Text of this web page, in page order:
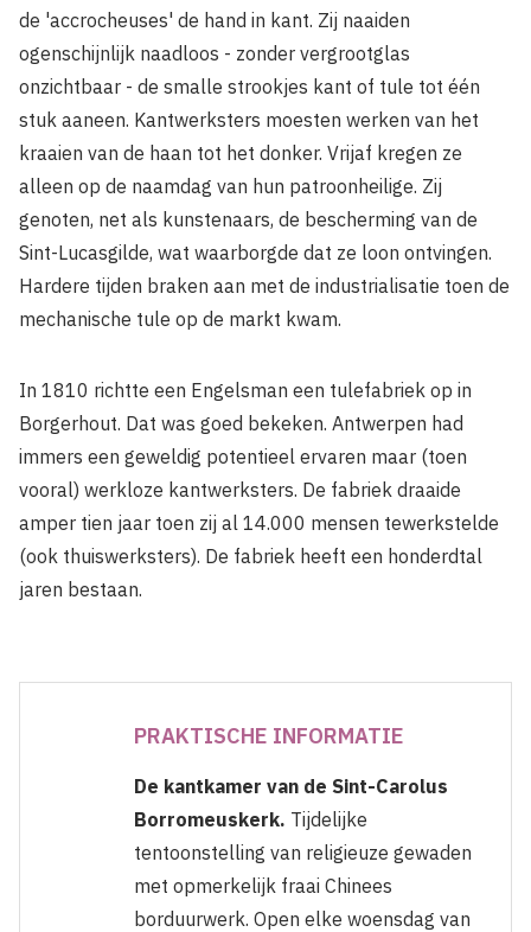
de 'accrocheuses' de hand in kant. Zij naaiden
ogenschijnlijk naadloos - zonder vergrootglas
onzichtbaar - de smalle strookjes kant of tule tot één
stuk aaneen. Kantwerksters moesten werken van het
kraaien van de haan tot het donker. Vrijaf kregen ze
alleen op de naamdag van hun patroonheilige. Zij
genoten, net als kunstenaars, de bescherming van de
Sint-Lucasgilde, wat waarborgde dat ze loon ontvingen.
Hardere tijden braken aan met de industrialisatie toen de
mechanische tule op de markt kwam.
In 1810 richtte een Engelsman een tulefabriek op in
Borgerhout. Dat was goed bekeken. Antwerpen had
immers een geweldig potentieel ervaren maar (toen
vooral) werkloze kantwerksters. De fabriek draaide
amper tien jaar toen zij al 14.000 mensen tewerkstelde
(ook thuiswerksters). De fabriek heeft een honderdtal
jaren bestaan.
PRAKTISCHE INFORMATIE
De kantkamer van de Sint-Carolus
Borromeuskerk. Tijdelijke
tentoonstelling van religieuze gewaden
met opmerkelijk fraai Chinees
borduurwerk. Open elke woensdag van